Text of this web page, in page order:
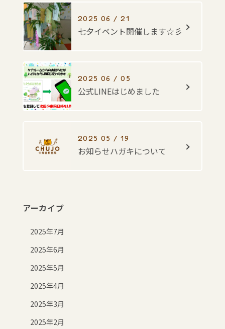
2025 06 / 21
七夕イベント開催します☆彡
2025 06 / 05
公式LINEはじめました
2025 05 / 19
お知らせハガキについて
アーカイブ
2025年7月
2025年6月
2025年5月
2025年4月
2025年3月
2025年2月